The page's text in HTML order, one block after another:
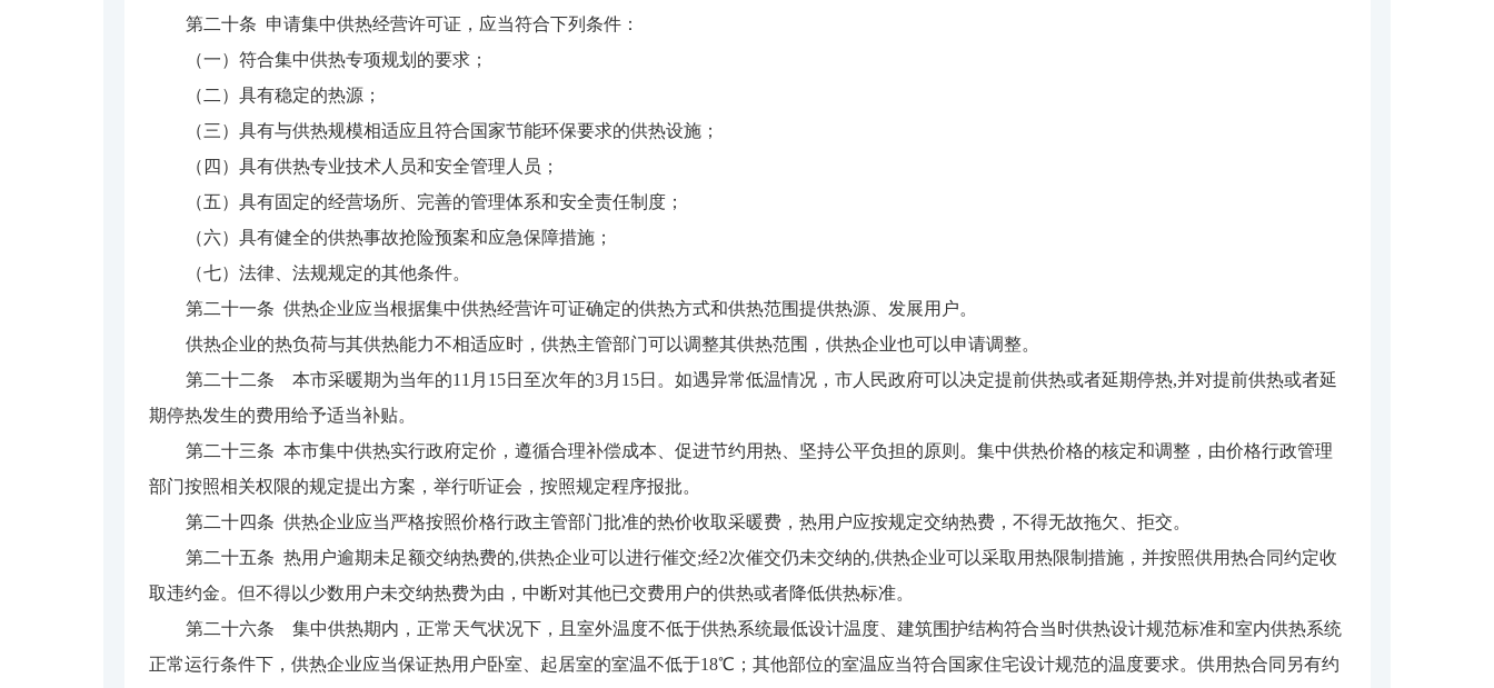
第二十条 申请集中供热经营许可证，应当符合下列条件：
（一）符合集中供热专项规划的要求；
（二）具有稳定的热源；
（三）具有与供热规模相适应且符合国家节能环保要求的供热设施；
（四）具有供热专业技术人员和安全管理人员；
（五）具有固定的经营场所、完善的管理体系和安全责任制度；
（六）具有健全的供热事故抢险预案和应急保障措施；
（七）法律、法规规定的其他条件。
第二十一条 供热企业应当根据集中供热经营许可证确定的供热方式和供热范围提供热源、发展用户。
供热企业的热负荷与其供热能力不相适应时，供热主管部门可以调整其供热范围，供热企业也可以申请调整。
第二十二条 本市采暖期为当年的11月15日至次年的3月15日。如遇异常低温情况，市人民政府可以决定提前供热或者延期停热,并对提前供热或者延
期停热发生的费用给予适当补贴。
第二十三条 本市集中供热实行政府定价，遵循合理补偿成本、促进节约用热、坚持公平负担的原则。集中供热价格的核定和调整，由价格行政管理
部门按照相关权限的规定提出方案，举行听证会，按照规定程序报批。
第二十四条 供热企业应当严格按照价格行政主管部门批准的热价收取采暖费，热用户应按规定交纳热费，不得无故拖欠、拒交。
第二十五条 热用户逾期未足额交纳热费的,供热企业可以进行催交;经2次催交仍未交纳的,供热企业可以采取用热限制措施，并按照供用热合同约定收
取违约金。但不得以少数用户未交纳热费为由，中断对其他已交费用户的供热或者降低供热标准。
第二十六条 集中供热期内，正常天气状况下，且室外温度不低于供热系统最低设计温度、建筑围护结构符合当时供热设计规范标准和室内供热系统
正常运行条件下，供热企业应当保证热用户卧室、起居室的室温不低于18℃；其他部位的室温应当符合国家住宅设计规范的温度要求。供用热合同另有约